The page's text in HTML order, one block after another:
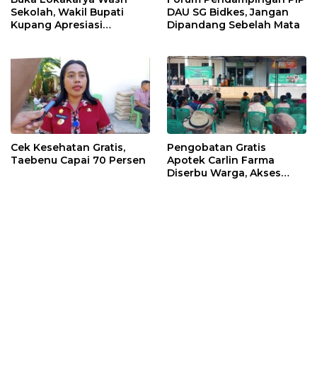
Sekolah, Wakil Bupati
Kupang Apresiasi
DAU SG Bidkes, Jangan
Dipandang Sebelah Mata
Cek Kesehatan Gratis,
Taebenu Capai 70 Persen
Pengobatan Gratis
Apotek Carlin Farma
Diserbu Warga, Akses